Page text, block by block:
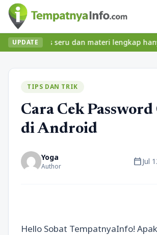
UPDATE
seru dan materi lengkap hanya di
TIPS DAN TRIK
Cara Cek
di Android
Yoga
Author calendar_todayJul
Hello Sobat TempatnyaInfo!